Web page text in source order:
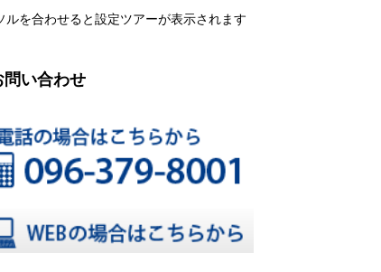
ルを合わせると設定ツアーが表示されます
問い合わせ